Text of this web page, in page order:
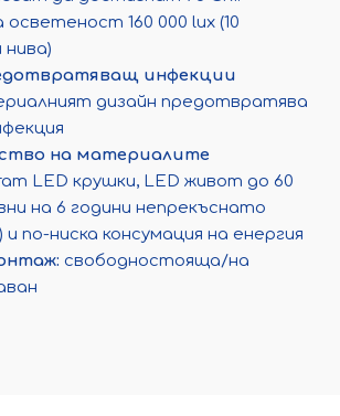
160 000 lux (10
нива)
инфекции
дизайн предотвратява
на материалите
LED крушки, LED живот до 60
на 6 години непрекъснато
по-ниска консумация на енергия
свободностояща/на